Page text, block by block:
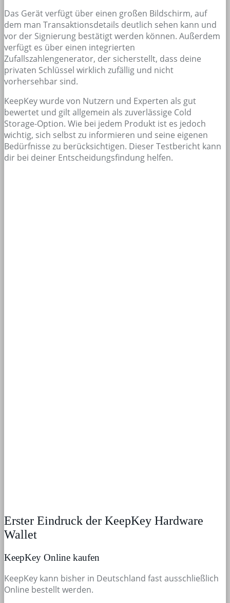
Das Gerät verfügt über einen großen Bildschirm, auf
dem man Transaktionsdetails deutlich sehen kann und
vor der Signierung bestätigt werden können. Außerdem
verfügt es über einen integrierten
Zufallszahlengenerator, der sicherstellt, dass deine
privaten Schlüssel wirklich zufällig und nicht
vorhersehbar sind.
KeepKey wurde von Nutzern und Experten als gut
bewertet und gilt allgemein als zuverlässige Cold
Storage-Option. Wie bei jedem Produkt ist es jedoch
wichtig, sich selbst zu informieren und seine eigenen
Bedürfnisse zu berücksichtigen. Dieser Testbericht kann
dir bei deiner Entscheidungsfindung helfen.
Erster Eindruck der KeepKey Hardware
Wallet
KeepKey Online kaufen
KeepKey kann bisher in Deutschland fast ausschließlich
Online bestellt werden.